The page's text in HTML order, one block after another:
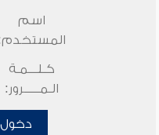
اسم
كـلـــمـة
الـمـــــرور:
دخول